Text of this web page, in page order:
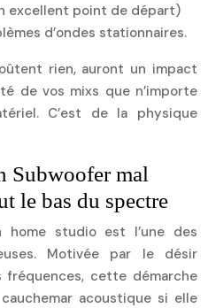
excellent point de départ)
d’ondes stationnaires.
rien, auront un impact
de vos mixs que n’importe
C’est de la physique
Subwoofer mal
le bas du spectre
home studio est l’une des
Motivée par le désir
fréquences, cette démarche
acoustique si elle